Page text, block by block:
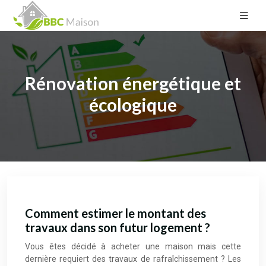
Rénovation énergétique et
écologique
Comment estimer le montant des
travaux dans son futur logement ?
Vous êtes décidé à acheter une maison mais cette
dernière requiert des travaux de rafraîchissement ? Les